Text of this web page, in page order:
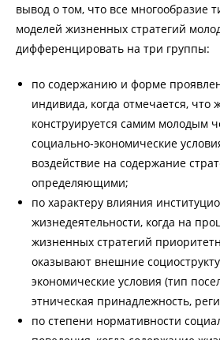
вывод о том, что все многообразие
моделей жизненных стратегий
дифференцировать на три группы:
по содержанию и форме
индивида, когда отмечается, что
конструируется самим молодым
социально-экономические
воздействие на содержание
определяющими;
по характеру влияния
жизнедеятельности, когда на
жизненных стратегий
оказывают внешние
экономические условия (тип
этническая принадлежность,
по степени нормативности